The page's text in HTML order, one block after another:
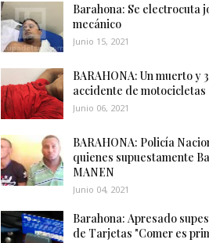
Barahona: Se electrocuta
mecánico
Junio 15, 2021
BARAHONA: Un muerto y
accidente de motocicletas
Junio 06, 2021
BARAHONA: Policía
quienes supuestamente
MANEN
Junio 04, 2021
Barahona: Apresado
de Tarjetas "Comer es